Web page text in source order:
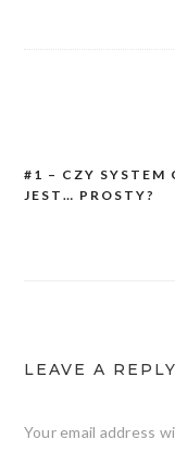
Post
#1 – CZY SYSTEM
JEST… PROSTY?
LEAVE A REPLY
Your email address